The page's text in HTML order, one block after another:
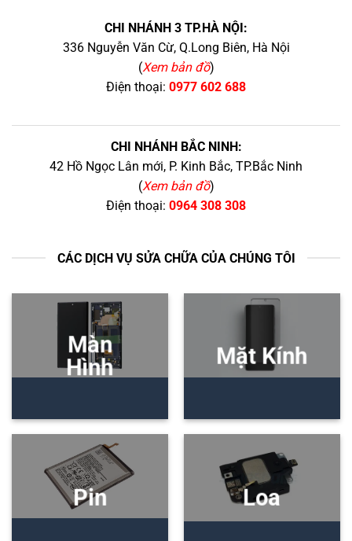
CHI NHÁNH 3 TP.HÀ NỘI:
336 Nguyễn Văn Cừ, Q.Long Biên, Hà Nội
(Xem bản đồ)
Điện thoại: 0977 602 688
CHI NHÁNH BẮC NINH:
42 Hồ Ngọc Lân mới, P. Kinh Bắc, TP.Bắc Ninh
(Xem bản đồ)
Điện thoại: 0964 308 308
CÁC DỊCH VỤ SỬA CHỮA CỦA CHÚNG TÔI
Màn
Hình
Mặt Kính
Pin Loa